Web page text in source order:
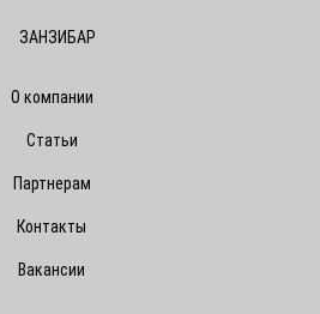
ЗАНЗИБАР
О компании
Статьи
Партнерам
Контакты
Вакансии